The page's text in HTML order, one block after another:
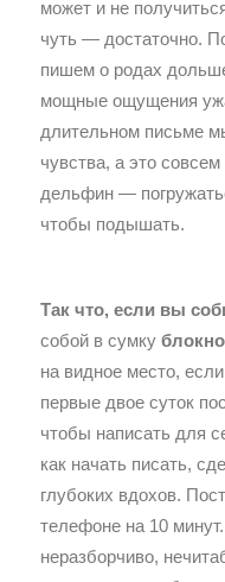
может и не
чуть — достаточно.
пишем о родах
мощные ощущения
длительном письме
чувства, а это
дельфин —
чтобы подышать.
Так что, если вы
собой в сумку
на видное место,
первые двое суток
чтобы написать для
как начать писать,
глубоких вдохов.
телефоне на 10
неразборчиво,